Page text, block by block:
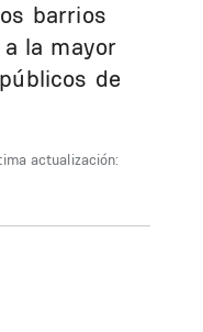
barrios
la mayor
de
actualización: